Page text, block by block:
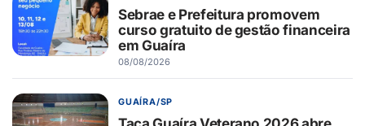
Sebrae e Prefeitura promovem
curso gratuito de gestão financeira
em Guaíra
08/08/2026
GUAÍRA/SP